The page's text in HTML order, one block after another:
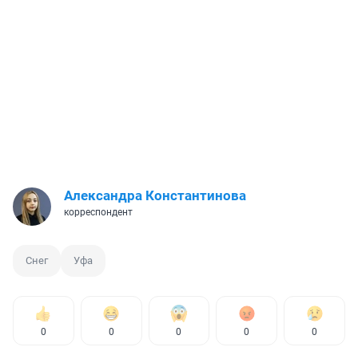
Александра Константинова
корреспондент
Снег Уфа
0 0 0 0 0